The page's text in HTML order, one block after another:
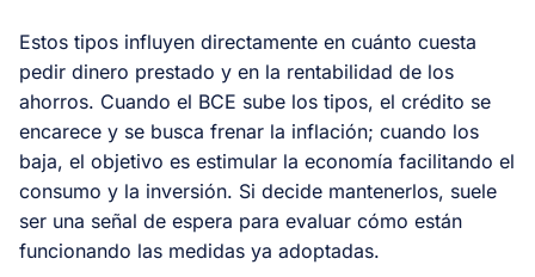
Estos tipos influyen directamente en cuánto cuesta
pedir dinero prestado y en la rentabilidad de los
ahorros. Cuando el BCE sube los tipos, el crédito se
encarece y se busca frenar la inflación; cuando los
baja, el objetivo es estimular la economía facilitando el
consumo y la inversión. Si decide mantenerlos, suele
ser una señal de espera para evaluar cómo están
funcionando las medidas ya adoptadas.